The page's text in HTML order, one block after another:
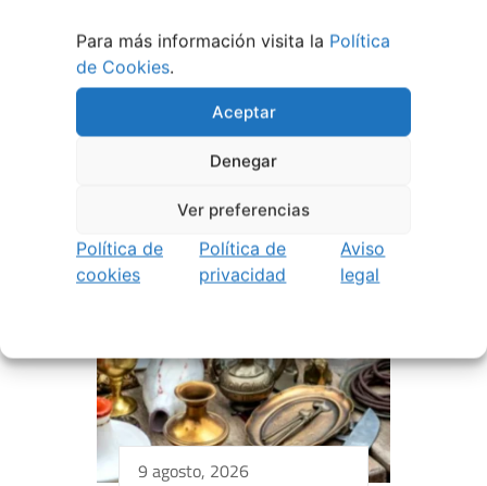
Para más información visita la Política
de Cookies.
Aceptar
Denegar
Ver preferencias
Política de
cookies
Política de
privacidad
Aviso
legal
EVENTOS RELACIONADOS
9 agosto, 2026